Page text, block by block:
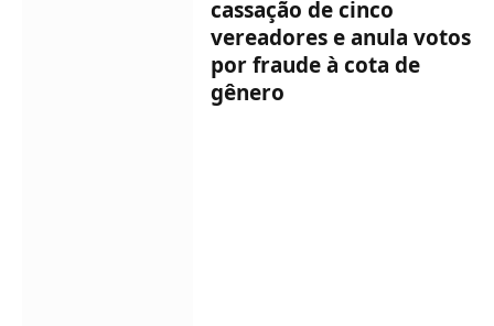
cassação de cinco
vereadores e anula votos
por fraude à cota de
gênero